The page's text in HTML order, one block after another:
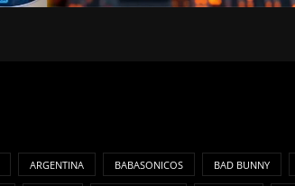
ARGENTINA BABASONICOS BAD BUNNY